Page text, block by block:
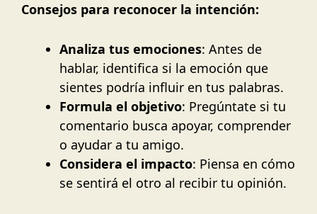
Consejos para reconocer la intención:
Analiza tus emociones: Antes de
hablar, identifica si la emoción que
sientes podría influir en tus palabras.
Formula el objetivo: Pregúntate si tu
comentario busca apoyar, comprender
o ayudar a tu amigo.
Considera el impacto: Piensa en cómo
se sentirá el otro al recibir tu opinión.